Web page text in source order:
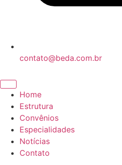
contato@beda.com.br
Home
Estrutura
Convênios
Especialidades
Notícias
Contato